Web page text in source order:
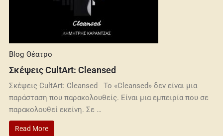
Blog Θέατρο
Σκέψεις CultArt: Cleansed
Σκέψεις CultArt: Cleansed Το «Cleansed» δεν είναι μια
παράσταση που παρακολουθείς. Είναι μια εμπειρία που σε
παρακολουθεί εκείνη. Σε …
Read More